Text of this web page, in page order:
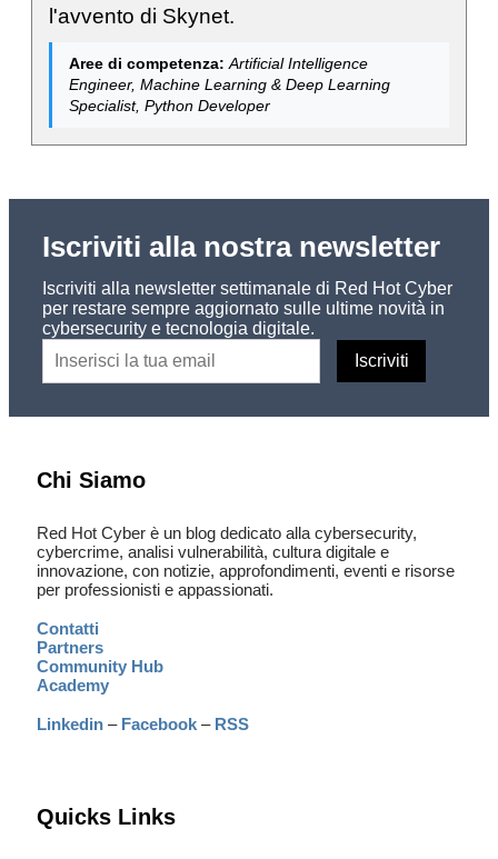
l'avvento di Skynet.
Aree di competenza: Artificial Intelligence
Engineer, Machine Learning & Deep Learning
Specialist, Python Developer
Iscriviti alla nostra newsletter
Iscriviti alla newsletter settimanale di Red Hot Cyber
per restare sempre aggiornato sulle ultime novità in
cybersecurity e tecnologia digitale.
Chi Siamo
Red Hot Cyber è un blog dedicato alla cybersecurity,
cybercrime, analisi vulnerabilità, cultura digitale e
innovazione, con notizie, approfondimenti, eventi e risorse
per professionisti e appassionati.
Contatti
Partners
Community Hub
Academy
Linkedin – Facebook – RSS
Quicks Links